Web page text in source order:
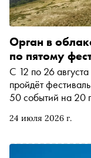
24 июля 2026 г.
Орган в
по пятому
С 12 по 26
пройдёт
50 событий на 20
— концерт на
перформанс с